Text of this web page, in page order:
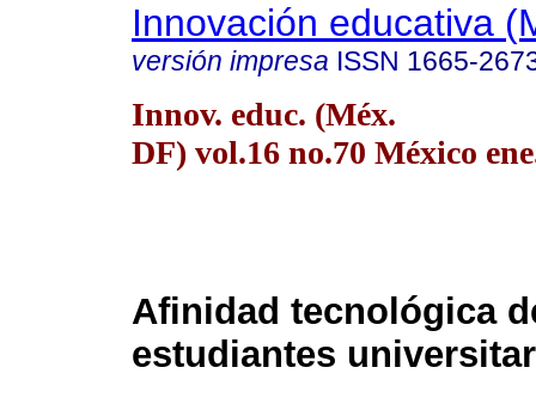
Innovación educativa
versión impresa ISSN 1665-
Innov. educ. (Méx.
DF) vol.16 no.70 México
Afinidad tecnológica
estudiantes